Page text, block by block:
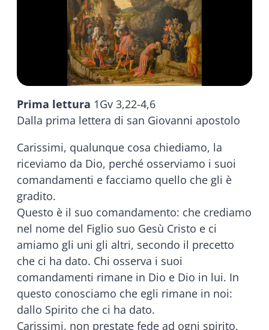
Prima lettura 1Gv 3,22-4,6
Dalla prima lettera di san Giovanni apostolo
Carissimi, qualunque cosa chiediamo, la
riceviamo da Dio, perché osserviamo i suoi
comandamenti e facciamo quello che gli è
gradito.
Questo è il suo comandamento: che crediamo
nel nome del Figlio suo Gesù Cristo e ci
amiamo gli uni gli altri, secondo il precetto
che ci ha dato. Chi osserva i suoi
comandamenti rimane in Dio e Dio in lui. In
questo conosciamo che egli rimane in noi:
dallo Spirito che ci ha dato.
Carissimi, non prestate fede ad ogni spirito,